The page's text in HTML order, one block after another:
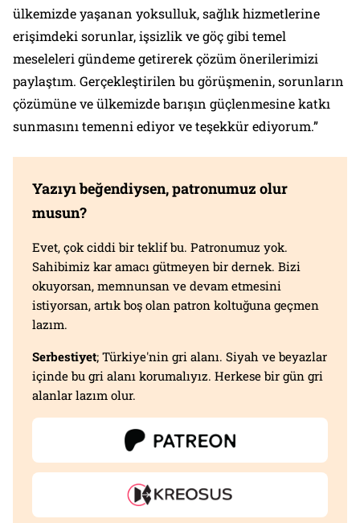
ülkemizde yaşanan yoksulluk, sağlık hizmetlerine
erişimdeki sorunlar, işsizlik ve göç gibi temel
meseleleri gündeme getirerek çözüm önerilerimizi
paylaştım. Gerçekleştirilen bu görüşmenin, sorunların
çözümüne ve ülkemizde barışın güçlenmesine katkı
sunmasını temenni ediyor ve teşekkür ediyorum.”
Yazıyı beğendiysen, patronumuz olur
musun?
Evet, çok ciddi bir teklif bu. Patronumuz yok.
Sahibimiz kar amacı gütmeyen bir dernek. Bizi
okuyorsan, memnunsan ve devam etmesini
istiyorsan, artık boş olan patron koltuğuna geçmen
lazım.
Serbestiyet; Türkiye'nin gri alanı. Siyah ve beyazlar
içinde bu gri alanı korumalıyız. Herkese bir gün gri
alanlar lazım olur.